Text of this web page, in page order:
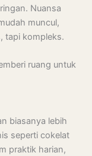
Nuansa
muncul,
tapi kompleks.
ruang untuk
biasanya lebih
seperti cokelat
praktik harian,